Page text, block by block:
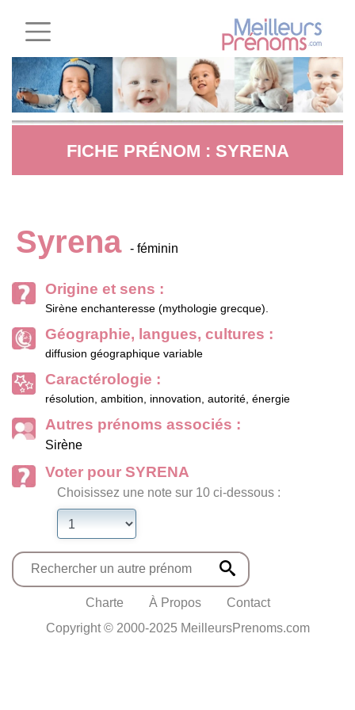
FICHE PRÉNOM : SYRENA
Syrena - féminin
Origine et sens :
Sirène enchanteresse (mythologie grecque).
Géographie, langues, cultures :
diffusion géographique variable
Caractérologie :
résolution, ambition, innovation, autorité, énergie
Autres prénoms associés :
Sirène
Voter pour SYRENA
Choisissez une note sur 10 ci-dessous :
Charte À Propos
Contact
Copyright © 2000-2025 MeilleursPrenoms.com